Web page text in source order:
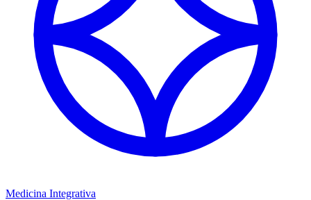
Medicina Integrativa